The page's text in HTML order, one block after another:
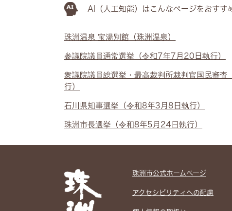
AI（人工知能）は こんなページをおすす
珠洲温泉 宝湯別館（珠洲温泉）
参議院議員通常選挙（令和7年7月20日執行）
衆議院議員総選挙・最高裁判所裁判官国民審査
行）
石川県知事選挙（令和8年3月8日執行）
珠洲市長選挙（令和8年5月24日執行）
珠洲市公式ホームぺージ
アクセシビリティへの配慮